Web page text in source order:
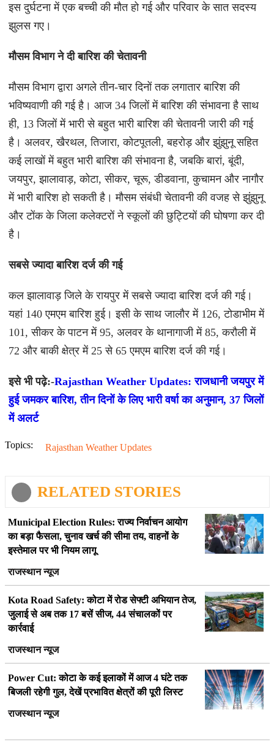
इस दुर्घटना में एक बच्ची की मौत हो गई और परिवार के सात सदस्य
झुलस गए।
मौसम विभाग ने दी बारिश की चेतावनी
मौसम विभाग द्वारा अगले तीन-चार दिनों तक लगातार बारिश की
भविष्यवाणी की गई है। आज 34 जिलों में बारिश की संभावना है साथ
ही, 13 जिलों में भारी से बहुत भारी बारिश की चेतावनी जारी की गई
है। अलवर, खैरथल, तिजारा, कोटपूतली, बहरोड़ और झुंझुनू सहित
कई लाखों में बहुत भारी बारिश की संभावना है, जबकि बारां, बूंदी,
जयपुर, झालावाड़, कोटा, सीकर, चूरू, डीडवाना, कुचामन और नागौर
में भारी बारिश हो सकती है। मौसम संबंधी चेतावनी की वजह से झुंझुनू
और टोंक के जिला कलेक्टरों ने स्कूलों की छुट्टियों की घोषणा कर दी
है।
सबसे ज्यादा बारिश दर्ज की गई
कल झालावाड़ जिले के रायपुर में सबसे ज्यादा बारिश दर्ज की गई।
यहां 140 एमएम बारिश हुई। इसी के साथ जालौर में 126, टोडाभीम में
101, सीकर के पाटन में 95, अलवर के थानागाजी में 85, करौली में
72 और बाकी क्षेत्र में 25 से 65 एमएम बारिश दर्ज की गई।
इसे भी पढ़े:-Rajasthan Weather Updates: राजधानी जयपुर में
हुई जमकर बारिश, तीन दिनों के लिए भारी वर्षा का अनुमान, 37 जिलों
में अलर्ट
Topics: Rajasthan Weather Updates
RELATED STORIES
Municipal Election Rules: राज्य निर्वाचन आयोग
का बड़ा फैसला, चुनाव खर्च की सीमा तय, वाहनों के
इस्तेमाल पर भी नियम लागू
राजस्थान न्यूज
Kota Road Safety: कोटा में रोड सेफ्टी अभियान तेज,
जुलाई से अब तक 17 बसें सीज, 44 संचालकों पर
कार्रवाई
राजस्थान न्यूज
Power Cut: कोटा के कई इलाकों में आज 4 घंटे तक
बिजली रहेगी गुल, देखें प्रभावित क्षेत्रों की पूरी लिस्ट
राजस्थान न्यूज